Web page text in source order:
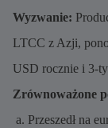
Wyzwanie:
LTCC z Azji,
USD rocznie i 3-
Zrównoważone
a. Przeszedł na